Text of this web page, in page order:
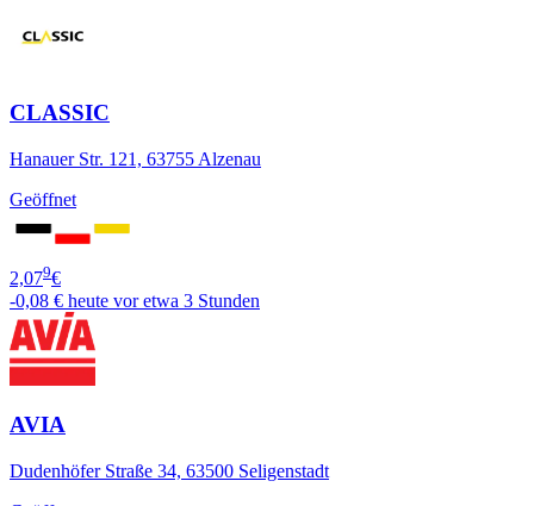
CLASSIC
Hanauer Str. 121, 63755 Alzenau
Geöffnet
2,079€
-0,08 € heute vor etwa 3 Stunden
AVIA
Dudenhöfer Straße 34, 63500 Seligenstadt